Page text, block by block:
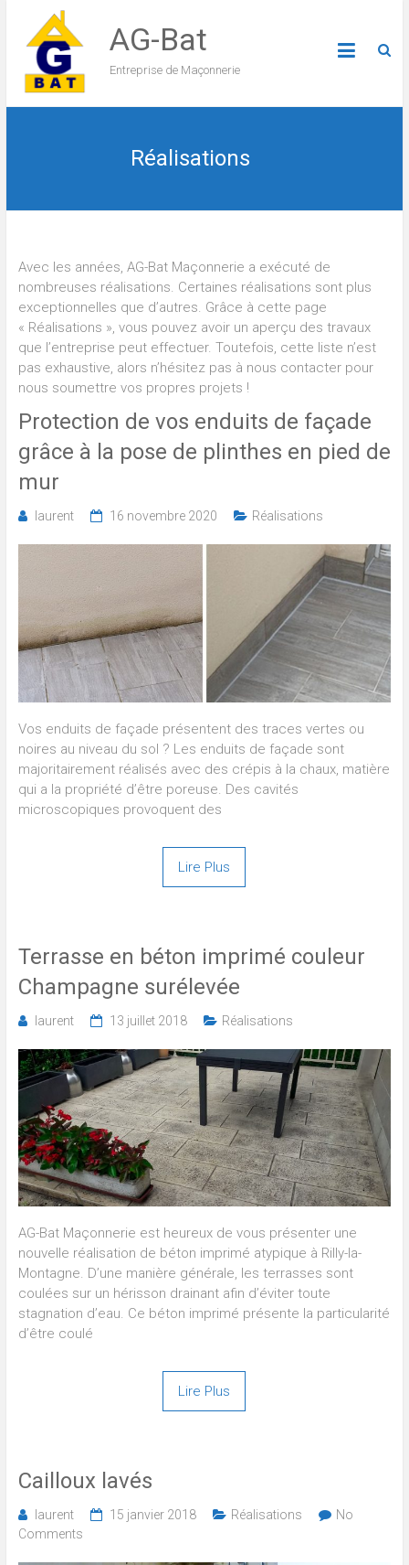
AG-Bat
Entreprise de Maçonnerie
Réalisations
Avec les années, AG-Bat Maçonnerie a exécuté de
nombreuses réalisations. Certaines réalisations sont plus
exceptionnelles que d’autres. Grâce à cette page
« Réalisations », vous pouvez avoir un aperçu des travaux
que l’entreprise peut effectuer. Toutefois, cette liste n’est
pas exhaustive, alors n’hésitez pas à nous contacter pour
nous soumettre vos propres projets !
Protection de vos enduits de façade
grâce à la pose de plinthes en pied de
mur
laurent 16 novembre 2020 Réalisations
Vos enduits de façade présentent des traces vertes ou
noires au niveau du sol ? Les enduits de façade sont
majoritairement réalisés avec des crépis à la chaux, matière
qui a la propriété d’être poreuse. Des cavités
microscopiques provoquent des
Lire Plus
Terrasse en béton imprimé couleur
Champagne surélevée
laurent 13 juillet 2018 Réalisations
AG-Bat Maçonnerie est heureux de vous présenter une
nouvelle réalisation de béton imprimé atypique à Rilly-la-
Montagne. D’une manière générale, les terrasses sont
coulées sur un hérisson drainant afin d’éviter toute
stagnation d’eau. Ce béton imprimé présente la particularité
d’être coulé
Lire Plus
Cailloux lavés
laurent 15 janvier 2018 Réalisations
No
Comments